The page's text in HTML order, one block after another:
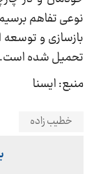
نوعی تفاهم
بازسازی و توسعه
تحمیل شده است.
منبع: ایسنا
خطیب زاده